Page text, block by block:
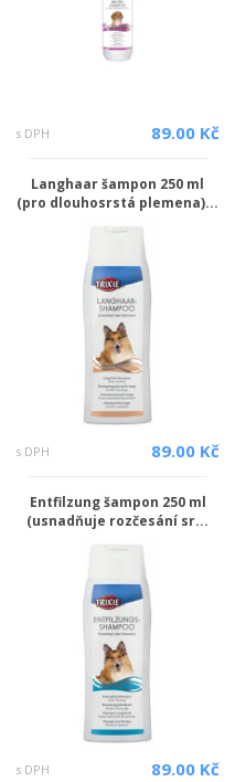
s DPH 89.00 Kč
Langhaar šampon 250 ml
(pro dlouhosrstá plemena)...
s DPH 89.00 Kč
Entfilzung šampon 250 ml
(usnadňuje rozčesání sr...
s DPH 89.00 Kč